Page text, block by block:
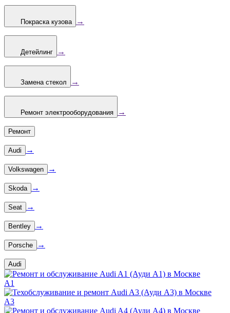
Покраска кузова →
Детейлинг →
Замена стекол →
Ремонт электрооборудования →
Ремонт
Audi →
Volkswagen →
Skoda →
Seat →
Bentley →
Porsche →
Audi
A1
A3